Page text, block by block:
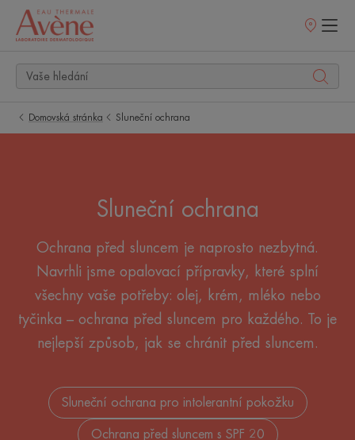
Prodejní
Domovská stránka Sluneční ochrana
Sluneční ochrana
Ochrana před sluncem je naprosto nezbytná.
Navrhli jsme opalovací přípravky, které splní
všechny vaše potřeby: olej, krém, mléko nebo
tyčinka – ochrana před sluncem pro každého. To je
nejlepší způsob, jak se chránit před sluncem.
Sluneční ochrana pro intolerantní pokožku
Ochrana před sluncem s SPF 20